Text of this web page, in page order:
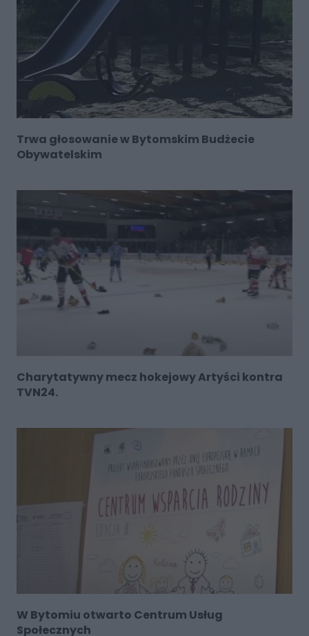
Trwa głosowanie w Bytomskim Budżecie
Obywatelskim
Charytatywny mecz hokejowy Artyści kontra
TVN24.
W Bytomiu otwarto Centrum Usług
Społecznych